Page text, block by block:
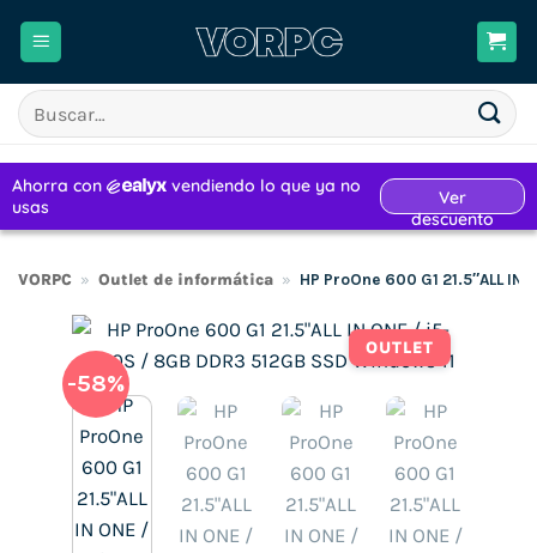
Buscar
por:
VORPC » Outlet de informática » HP ProOne 600 G1 21.5″ALL IN
OUTLET
-58%